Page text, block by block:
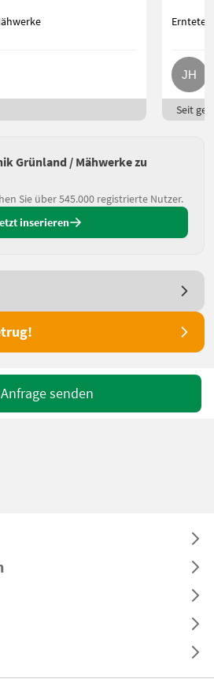
Seit
Grünland / Mähwerke zu
Sie über 545.000 registrierte Nutzer.
inserieren
Anfrage senden